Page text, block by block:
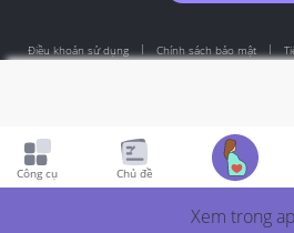
Điều khoản sử dụng Chính sách bảo mật
Công cụ Chủ đề
Xem trong